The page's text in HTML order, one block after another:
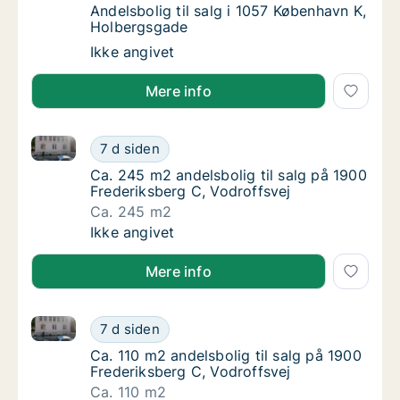
Andelsbolig til salg i 1057 København K,
Andelsbolig til salg i 1057 København K,
Holbergsgade
Andelsbolig til salg i 1057 København K,
Ikke angivet
Mere info
Ca. 245 m2 andelsbolig til salg på 1900
7 d siden
Ca. 245 m2 andelsbolig til salg på 1900
Ca. 245 m2 andelsbolig til salg på 1900
Ca. 245 m2 andelsbolig til salg på 1900
Frederiksberg C, Vodroffsvej
Ca. 245 m2
Ca. 245 m2 andelsbolig til salg på 1900
Ikke angivet
Mere info
Ca. 110 m2 andelsbolig til salg på 1900
7 d siden
Ca. 110 m2 andelsbolig til salg på 1900
Ca. 110 m2 andelsbolig til salg på 1900
Ca. 110 m2 andelsbolig til salg på 1900
Frederiksberg C, Vodroffsvej
Ca. 110 m2